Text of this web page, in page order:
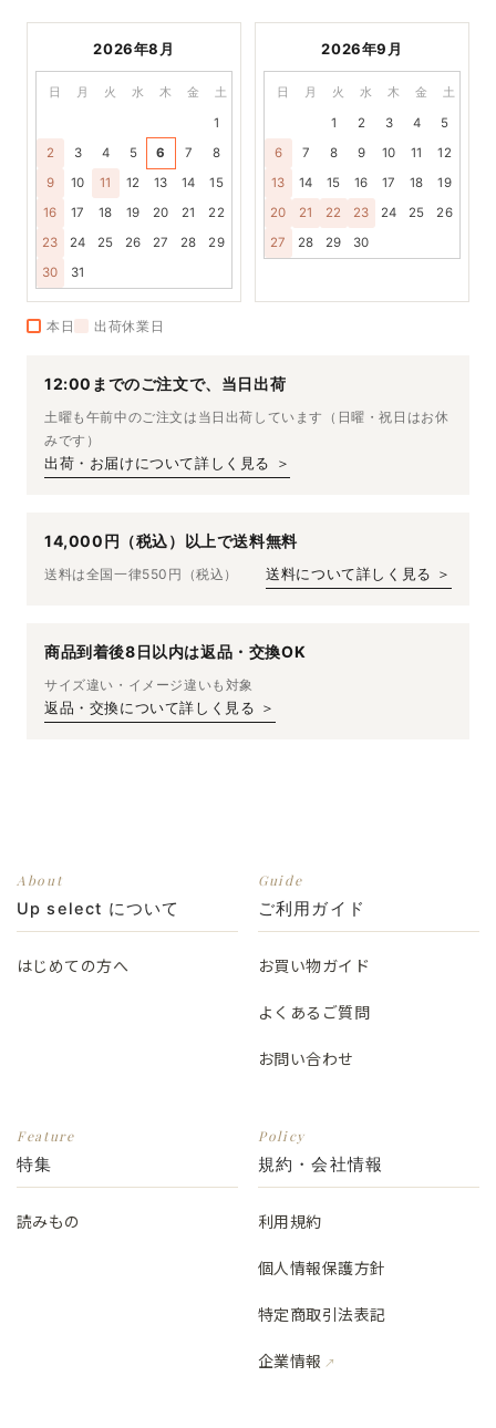
2026年8月
日 月 火 水 木 金 土
1
2
3 4 5 6 7
8
9
10 11 12 13 14
15
16
17 18 19 20 21
22
23
24 25 26 27 28
29
30
31
2026年9月
日 月 火 水 木 金 土
1 2 3 4
5
6
7 8 9 10 11
12
13
14 15 16 17 18
19
20
21 22 23 24 25
26
27
28 29 30
本日 出荷休業日
12:00までのご注文で、当日出荷
土曜も午前中のご注文は当日出荷しています（日曜・祝日はお休
みです）
出荷・お届けについて詳しく見る ＞
14,000円（税込）以上で送料無料
送料は全国一律550円（税込） 送料について詳しく見る ＞
商品到着後8日以内は返品・交換OK
サイズ違い・イメージ違いも対象
返品・交換について詳しく見る ＞
About
Up select について
はじめての方へ
Guide
ご利用ガイド
お買い物ガイド
よくあるご質問
お問い合わせ
Feature
特集
読みもの
Policy
規約・会社情報
利用規約
個人情報保護方針
特定商取引法表記
企業情報